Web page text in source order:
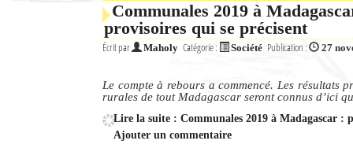
Communales 2019 à
provisoires qui se précisent
Écrit par Maholy Catégorie : Société Publication : 27
Le compte à rebours a commencé. Les résultats
rurales de tout Madagascar seront connus d’ici
Lire la suite : Communales 2019 à Madagascar :
Ajouter un commentaire